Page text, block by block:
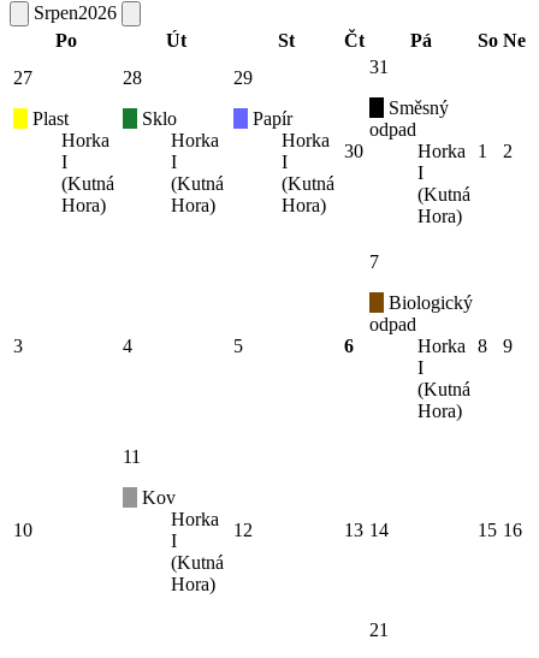
Srpen2026
Po
Út St Čt Pá So Ne
27
Plast
Horka
I
(Kutná
Hora)
28
Sklo
Horka
I
(Kutná
Hora)
29
Papír
Horka
I
(Kutná
Hora)
30
31
Směsný
odpad
Horka
I
(Kutná
Hora)
1 2
3 4 5 6
7
Biologický
odpad
Horka
I
(Kutná
Hora)
8 9
10
11
Kov
Horka
I
(Kutná
Hora)
12 13 14 15 16
21